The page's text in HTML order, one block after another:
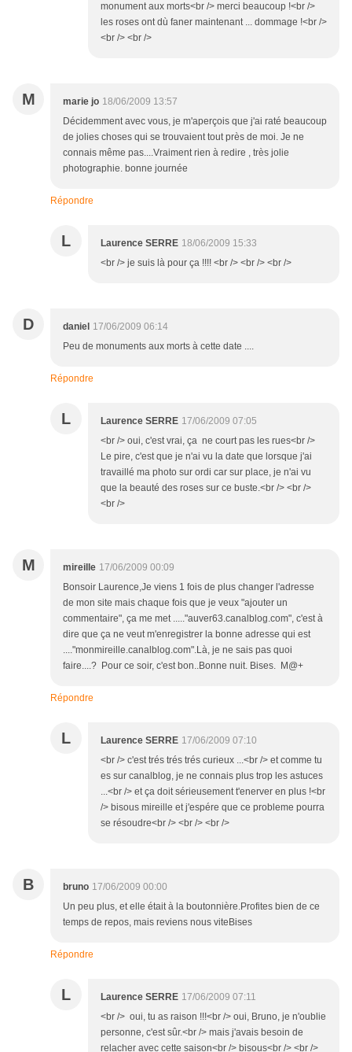
monument aux morts<br /> merci beaucoup !<br />
les roses ont dù faner maintenant ... dommage !<br />
<br /> <br />
M marie jo 18/06/2009 13:57
Décidemment avec vous, je m'aperçois que j'ai raté beaucoup
de jolies choses qui se trouvaient tout près de moi. Je ne
connais même pas....Vraiment rien à redire , très jolie
photographie. bonne journée
Répondre
L Laurence SERRE 18/06/2009 15:33
<br /> je suis là pour ça !!!! <br /> <br /> <br />
D daniel 17/06/2009 06:14
Peu de monuments aux morts à cette date ....
Répondre
L Laurence SERRE 17/06/2009 07:05
<br /> oui, c'est vrai, ça ne court pas les rues<br />
Le pire, c'est que je n'ai vu la date que lorsque j'ai
travaillé ma photo sur ordi car sur place, je n'ai vu
que la beauté des roses sur ce buste.<br /> <br />
<br />
M mireille 17/06/2009 00:09
Bonsoir Laurence,Je viens 1 fois de plus changer l'adresse
de mon site mais chaque fois que je veux "ajouter un
commentaire", ça me met ....."auver63.canalblog.com", c'est à
dire que ça ne veut m'enregistrer la bonne adresse qui est
...."monmireille.canalblog.com".Là, je ne sais pas quoi
faire....? Pour ce soir, c'est bon..Bonne nuit. Bises. M@+
Répondre
L Laurence SERRE 17/06/2009 07:10
<br /> c'est trés trés trés curieux ...<br /> et comme tu
es sur canalblog, je ne connais plus trop les astuces
...<br /> et ça doit sérieusement t'enerver en plus !<br
/> bisous mireille et j'espére que ce probleme pourra
se résoudre<br /> <br /> <br />
B bruno 17/06/2009 00:00
Un peu plus, et elle était à la boutonnière.Profites bien de ce
temps de repos, mais reviens nous viteBises
Répondre
L Laurence SERRE 17/06/2009 07:11
<br /> oui, tu as raison !!!<br /> oui, Bruno, je n'oublie
personne, c'est sûr.<br /> mais j'avais besoin de
relacher avec cette saison<br /> bisous<br /> <br />